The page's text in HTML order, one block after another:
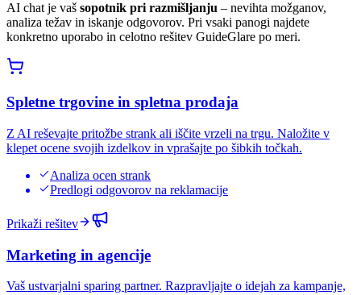
AI chat je vaš sopotnik pri razmišljanju – nevihta možganov,
analiza težav in iskanje odgovorov. Pri vsaki panogi najdete
konkretno uporabo in celotno rešitev GuideGlare po meri.
Spletne trgovine in spletna prodaja
Z AI reševajte pritožbe strank ali iščite vrzeli na trgu. Naložite v
klepet ocene svojih izdelkov in vprašajte po šibkih točkah.
Analiza ocen strank
Predlogi odgovorov na reklamacije
Prikaži rešitev
Marketing in agencije
Vaš ustvarjalni sparing partner. Razpravljajte o idejah za kampanje,